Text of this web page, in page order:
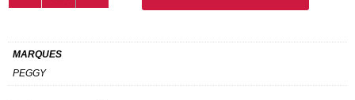
PERMANENT
I-
MARQUES
PEGGY